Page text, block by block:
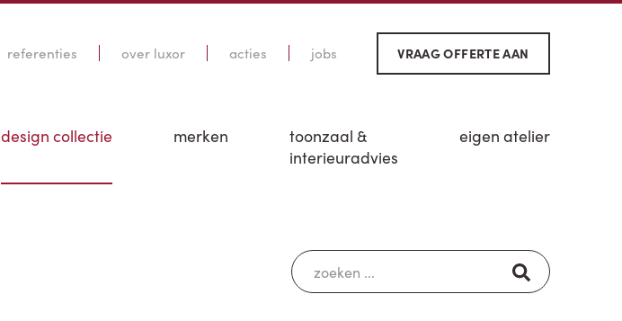
referenties over luxor acties jobs VRAAG OFFERTE AAN
design collectie merken
toonzaal &
interieuradvies
eigen atelier